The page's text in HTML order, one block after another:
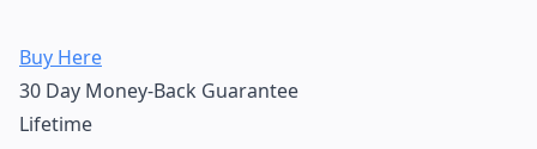
Buy Here
30 Day Money-Back Guarantee​
Lifetime